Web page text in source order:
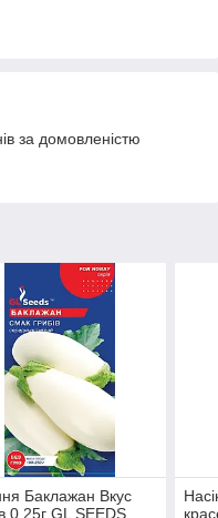
за домовленістю
Баклажан Вкус
0,25г GL SEEDS.